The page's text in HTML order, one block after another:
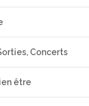
Concerts
être